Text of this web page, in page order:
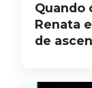
Quando
Renata
de